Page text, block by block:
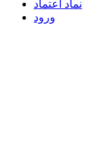
نماد اعتماد
ورود